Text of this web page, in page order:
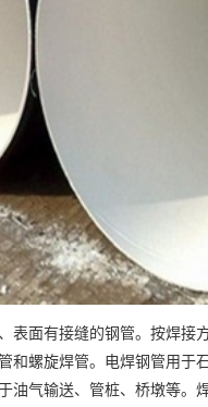
表面有接缝的钢管。按焊接
和螺旋焊管。电焊钢管用于
气输送、管桩、桥墩等。